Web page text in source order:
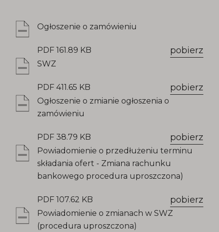
Ogłoszenie o zamówieniu
PDF 161.89 KB pobierz
SWZ
PDF 411.65 KB pobierz
Ogłoszenie o zmianie ogłoszenia o
zamówieniu
PDF 38.79 KB pobierz
Powiadomienie o przedłużeniu terminu
składania ofert - Zmiana rachunku
bankowego procedura uproszczona)
PDF 107.62 KB pobierz
Powiadomienie o zmianach w SWZ
(procedura uproszczona)